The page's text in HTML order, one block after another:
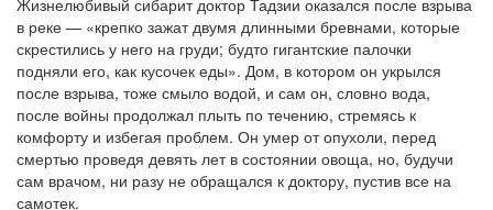
в реке — «крепко зажат двумя длинными бревнами, которые
скрестились у него на груди; будто гигантские палочки
подняли его, как кусочек еды». Дом, в котором он укрылся
после взрыва, тоже смыло водой, и сам он, словно вода,
после войны продолжал плыть по течению, стремясь к
комфорту и избегая проблем. Он умер от опухоли, перед
смертью проведя девять лет в состоянии овоща, но, будучи
сам врачом, ни разу не обращался к доктору, пустив все на
самотек.